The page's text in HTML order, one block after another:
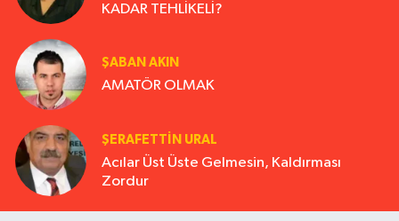
KADAR TEHLİKELİ?
ŞABAN AKIN
AMATÖR OLMAK
ŞERAFETTIN URAL
Acılar Üst Üste Gelmesin, Kaldırması
Zordur